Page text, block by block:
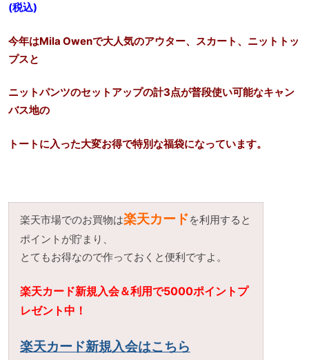
(税込)
今年はMila Owenで大人気のアウター、スカート、ニットトッ
プスと
ニットパンツのセットアップの計3点が普段使い可能なキャン
バス地の
トートに入った大変お得で特別な福袋になっています。
楽天市場でのお買物は楽天カードを利用すると
ポイントが貯まり、
とてもお得なので作っておくと便利ですよ。
楽天カード新規入会＆利用で5000ポイントプ
レゼント中！
楽天カード新規入会はこちら